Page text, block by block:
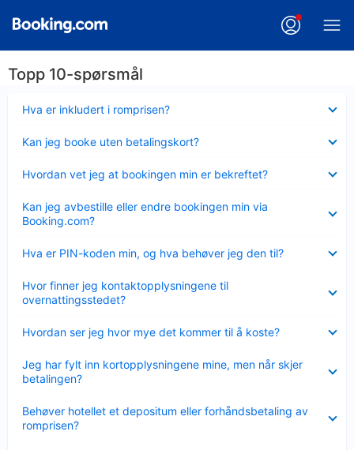
Topp 10-spørsmål
Hva er inkludert i romprisen?
mindre
Kan jeg booke uten betalingskort?
mindre
Hvordan vet jeg at bookingen min er bekreftet?
mindre
Kan jeg avbestille eller endre bookingen min via
Booking.com?
mindre
Hva er PIN-koden min, og hva behøver jeg den til?
mindre
Hvor finner jeg kontaktopplysningene til
overnattingsstedet?
mindre
Hvordan ser jeg hvor mye det kommer til å koste?
mindre
Jeg har fylt inn kortopplysningene mine, men når skjer
betalingen?
mindre
Behøver hotellet et depositum eller forhåndsbetaling av
romprisen?
mindre